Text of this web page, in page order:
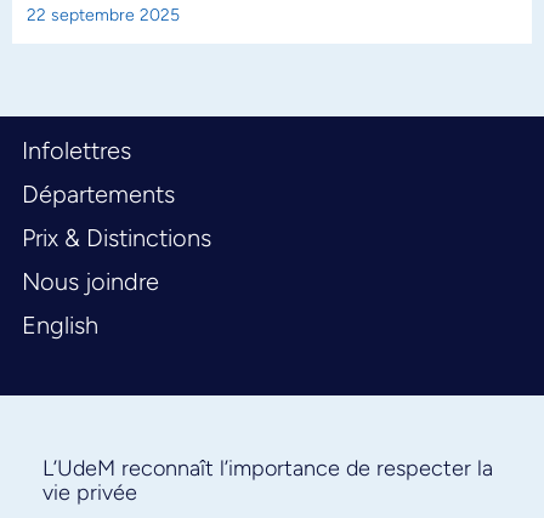
22 septembre 2025
Infolettres
Départements
Prix & Distinctions
Nous joindre
English
L’UdeM reconnaît l’importance de respecter la
vie privée